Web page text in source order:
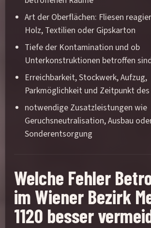
Art der Oberflächen: Fliesen
Holz, Textilien oder Gipskarton
Tiefe der Kontamination und ob
Unterkonstruktionen betroffen
Erreichbarkeit, Stockwerk, Aufzug,
Parkmöglichkeit und Zeitpunkt
notwendige Zusatzleistungen wie
Geruchsneutralisation, Ausbau
Sonderentsorgung
Welche Fehler
im Wiener Bezirk
1120 besser